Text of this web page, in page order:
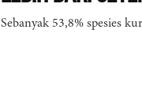
Sebanyak 53,8% spesies